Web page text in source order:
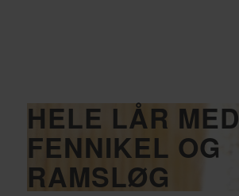
HELE LÅR MED
FENNIKEL OG
RAMSLØG